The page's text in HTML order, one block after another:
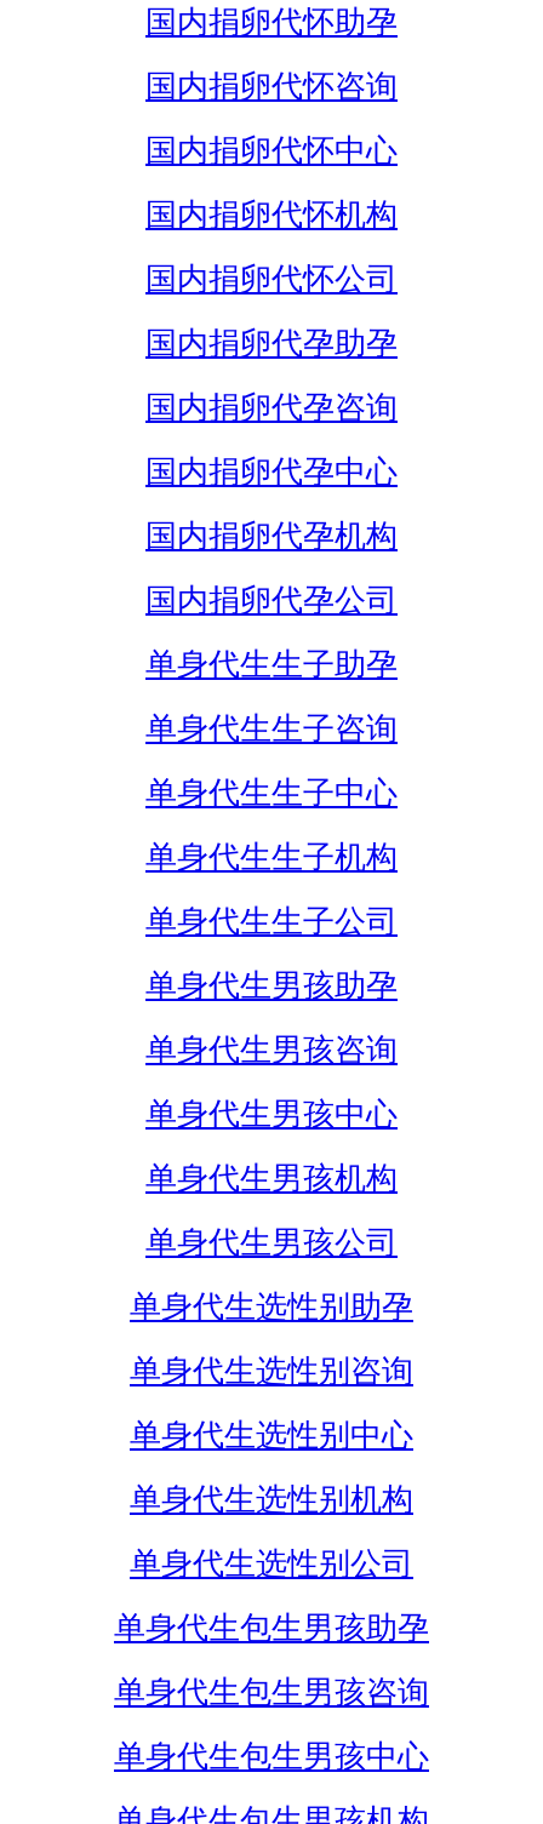
国内捐卵代怀助孕
国内捐卵代怀咨询
国内捐卵代怀中心
国内捐卵代怀机构
国内捐卵代怀公司
国内捐卵代孕助孕
国内捐卵代孕咨询
国内捐卵代孕中心
国内捐卵代孕机构
国内捐卵代孕公司
单身代生生子助孕
单身代生生子咨询
单身代生生子中心
单身代生生子机构
单身代生生子公司
单身代生男孩助孕
单身代生男孩咨询
单身代生男孩中心
单身代生男孩机构
单身代生男孩公司
单身代生选性别助孕
单身代生选性别咨询
单身代生选性别中心
单身代生选性别机构
单身代生选性别公司
单身代生包生男孩助孕
单身代生包生男孩咨询
单身代生包生男孩中心